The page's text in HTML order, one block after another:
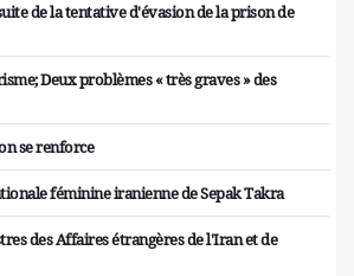
de la tentative d'évasion de la prison de
Deux problèmes « très graves » des
se renforce
féminine iranienne de Sepak Takra
des Affaires étrangères de l'Iran et de